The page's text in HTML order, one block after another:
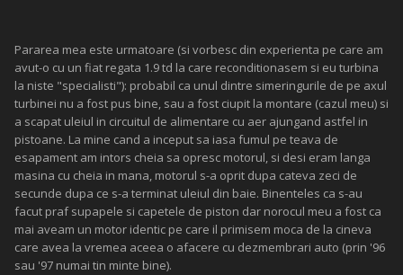
Pararea mea este urmatoare (si vorbesc din experienta pe care am
avut-o cu un fiat regata 1.9 td la care reconditionasem si eu turbina
la niste "specialisti"): probabil ca unul dintre simeringurile de pe axul
turbinei nu a fost pus bine, sau a fost ciupit la montare (cazul meu) si
a scapat uleiul in circuitul de alimentare cu aer ajungand astfel in
pistoane. La mine cand a inceput sa iasa fumul pe teava de
esapament am intors cheia sa opresc motorul, si desi eram langa
masina cu cheia in mana, motorul s-a oprit dupa cateva zeci de
secunde dupa ce s-a terminat uleiul din baie. Binenteles ca s-au
facut praf supapele si capetele de piston dar norocul meu a fost ca
mai aveam un motor identic pe care il primisem moca de la cineva
care avea la vremea aceea o afacere cu dezmembrari auto (prin '96
sau '97 numai tin minte bine).